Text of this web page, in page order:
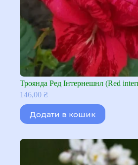
Троянда Ред Інтернешнл (Red
146,00 ₴
Додати в кошик